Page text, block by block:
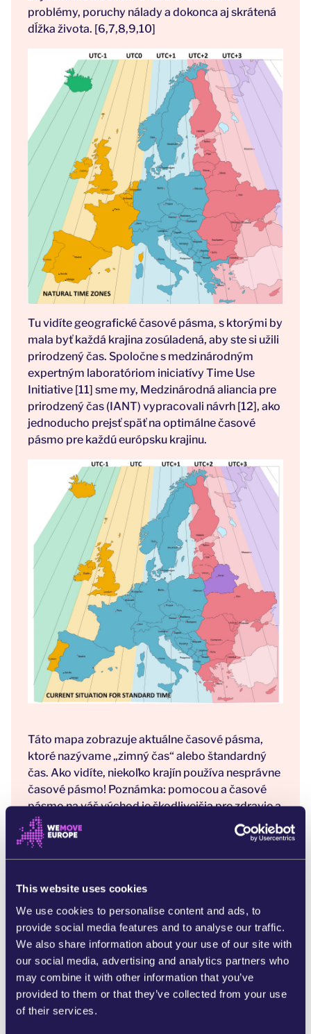
This website uses cookies
We use cookies to personalise content and ads, to
provide social media features and to analyse our traffic.
We also share information about your use of our site with
our social media, advertising and analytics partners who
may combine it with other information that you’ve
provided to them or that they’ve collected from your use
of their services.
problémy, poruchy nálady a dokonca aj skrátená
dĺžka života. [6,7,8,9,10]
Tu vidíte geografické časové pásma, s ktorými by
mala byť každá krajina zosúladená, aby ste si užili
prirodzený čas. Spoločne s medzinárodným
expertným laboratóriom iniciatívy Time Use
Initiative [11] sme my, Medzinárodná aliancia pre
prirodzený čas (IANT) vypracovali návrh [12], ako
jednoducho prejsť späť na optimálne časové
pásmo pre každú európsku krajinu.
Táto mapa zobrazuje aktuálne časové pásma,
ktoré nazývame „zimný čas“ alebo štandardný
čas. Ako vidíte, niekoľko krajín používa nesprávne
časové pásmo! Poznámka: pomocou a časové
pásmo na váš východ je škodlivejšia pre zdravie a
životné prostredie ako a časové pásmo na váš
západ.